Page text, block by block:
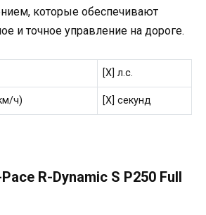
которые обеспечивают
и точное управление на дороге.
[X] л.с.
ч) [X] секунд
R-Dynamic S P250 Full